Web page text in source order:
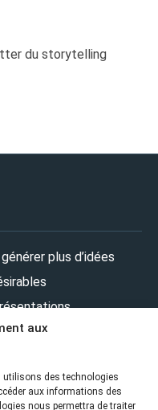
aux
utilisons des technologies
aux informations des
nous permettra de traiter
du storytelling
plus d’idées
de vos présentations